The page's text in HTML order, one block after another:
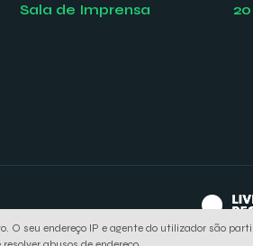
Sala de Imprensa
seu endereço IP e agente do utilizador são